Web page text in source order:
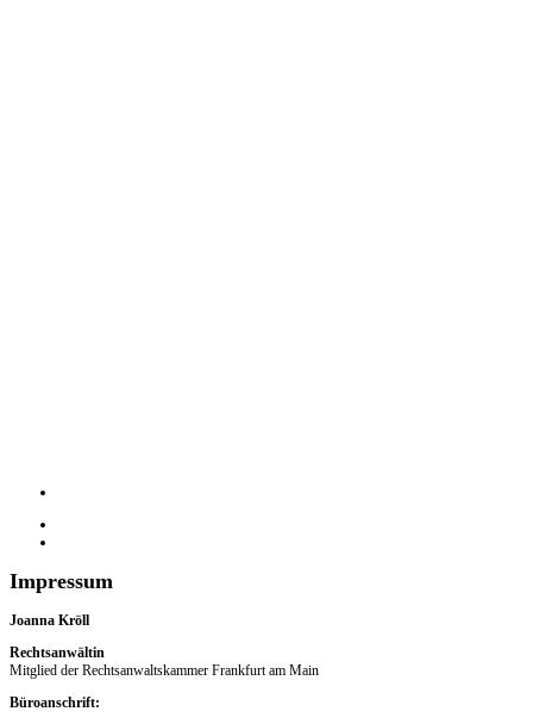
Impressum
Joanna Kröll
Rechtsanwältin
Mitglied der Rechtsanwaltskammer Frankfurt am Main
Büroanschrift: